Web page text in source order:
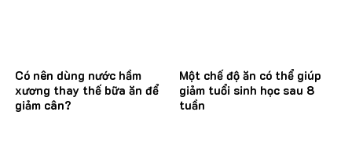
Có nên dùng nước hầm
xương thay thế bữa ăn để
giảm cân?
Một chế độ ăn có thể giúp
giảm tuổi sinh học sau 8
tuần